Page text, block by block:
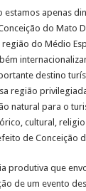
estamos apenas
do Mato
do Médio
destino
região
natural para o
cultural,
de Conceição
produtiva que
de um evento